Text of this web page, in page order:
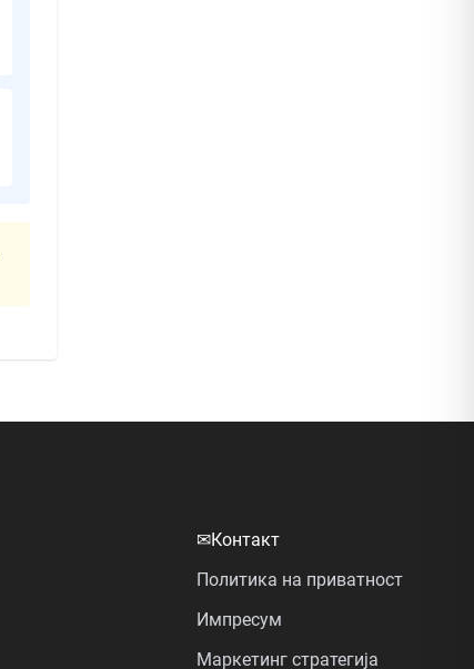
✉Контакт
Политика на приватност
Импресум
Маркетинг стратегија